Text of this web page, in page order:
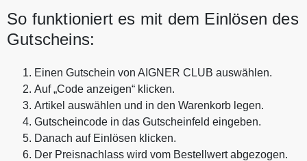
So funktioniert es mit dem Einlösen des
Gutscheins:
Einen Gutschein von AIGNER CLUB auswählen.
Auf „Code anzeigen“ klicken.
Artikel auswählen und in den Warenkorb legen.
Gutscheincode in das Gutscheinfeld eingeben.
Danach auf Einlösen klicken.
Der Preisnachlass wird vom Bestellwert abgezogen.